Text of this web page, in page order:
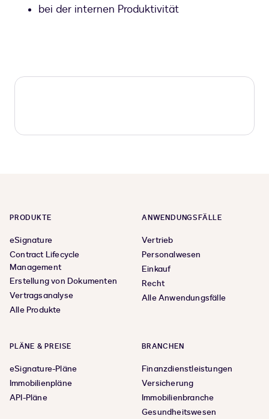
bei der internen Produktivität
PRODUKTE
eSignature
Contract Lifecycle
Management
Erstellung von Dokumenten
Vertragsanalyse
Alle Produkte
ANWENDUNGSFÄLLE
Vertrieb
Personalwesen
Einkauf
Recht
Alle Anwendungsfälle
PLÄNE & PREISE
eSignature-Pläne
Immobilienpläne
API-Pläne
BRANCHEN
Finanzdienstleistungen
Versicherung
Immobilienbranche
Gesundheitswesen